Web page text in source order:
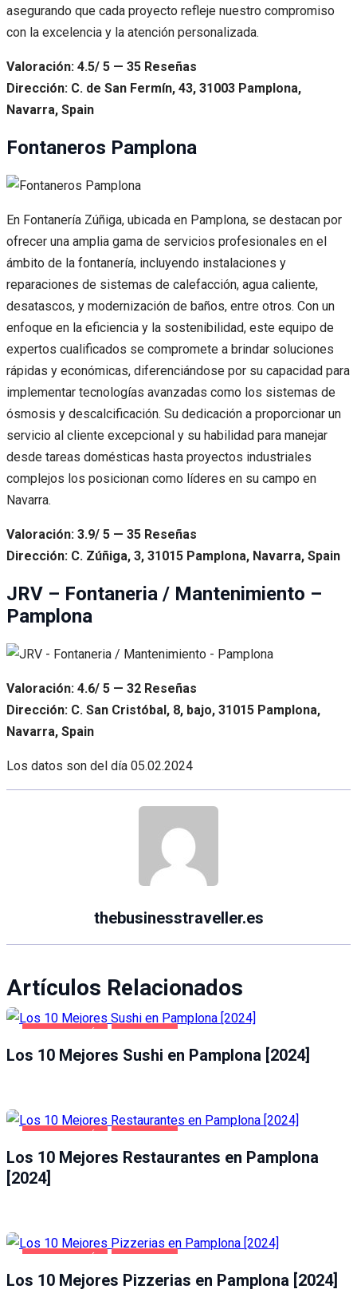
asegurando que cada proyecto refleje nuestro compromiso
con la excelencia y la atención personalizada.
Valoración: 4.5/ 5 — 35 Reseñas
Dirección: C. de San Fermín, 43, 31003 Pamplona,
Navarra, Spain
Fontaneros Pamplona
En Fontanería Zúñiga, ubicada en Pamplona, se destacan por
ofrecer una amplia gama de servicios profesionales en el
ámbito de la fontanería, incluyendo instalaciones y
reparaciones de sistemas de calefacción, agua caliente,
desatascos, y modernización de baños, entre otros. Con un
enfoque en la eficiencia y la sostenibilidad, este equipo de
expertos cualificados se compromete a brindar soluciones
rápidas y económicas, diferenciándose por su capacidad para
implementar tecnologías avanzadas como los sistemas de
ósmosis y descalcificación. Su dedicación a proporcionar un
servicio al cliente excepcional y su habilidad para manejar
desde tareas domésticas hasta proyectos industriales
complejos los posicionan como líderes en su campo en
Navarra.
Valoración: 3.9/ 5 — 35 Reseñas
Dirección: C. Zúñiga, 3, 31015 Pamplona, Navarra, Spain
JRV – Fontaneria / Mantenimiento –
Pamplona
Valoración: 4.6/ 5 — 32 Reseñas
Dirección: C. San Cristóbal, 8, bajo, 31015 Pamplona,
Navarra, Spain
Los datos son del día 05.02.2024
thebusinesstraveller.es
Artículos Relacionados
Los 10 Mejores Sushi en Pamplona [2024]
Los 10 Mejores Restaurantes en Pamplona
[2024]
Los 10 Mejores Pizzerias en Pamplona [2024]